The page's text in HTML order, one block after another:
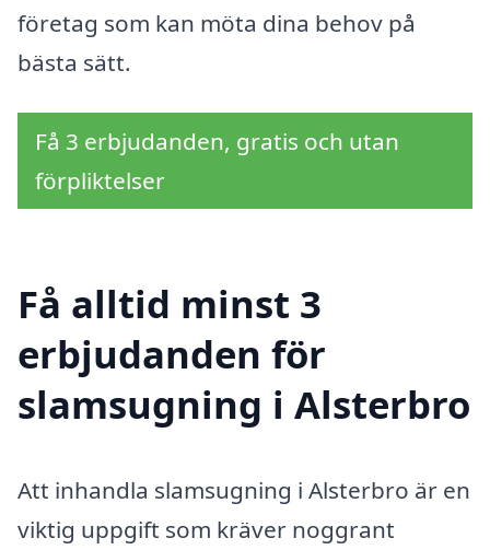
företag som kan möta dina behov på
bästa sätt.
Få 3 erbjudanden, gratis och utan
förpliktelser
Få alltid minst 3
erbjudanden för
slamsugning i Alsterbro
Att inhandla slamsugning i Alsterbro är en
viktig uppgift som kräver noggrant